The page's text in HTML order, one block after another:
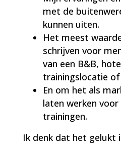
met de
kunnen uiten.
Het meest
schrijven voor
van een B&B,
trainingslocatie
En om het als
laten werken voor
trainingen.
Ik denk dat het gelukt